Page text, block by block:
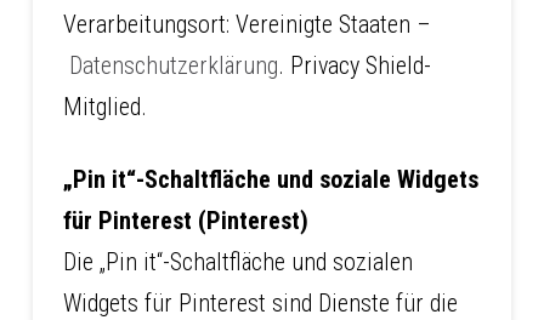
Verarbeitungsort: Vereinigte Staaten –
Datenschutzerklärung. Privacy Shield-
Mitglied.
„Pin it“-Schaltfläche und soziale Widgets
für Pinterest (Pinterest)
Die „Pin it“-Schaltfläche und sozialen
Widgets für Pinterest sind Dienste für die